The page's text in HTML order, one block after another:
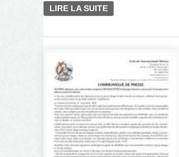
LIRE LA SUITE